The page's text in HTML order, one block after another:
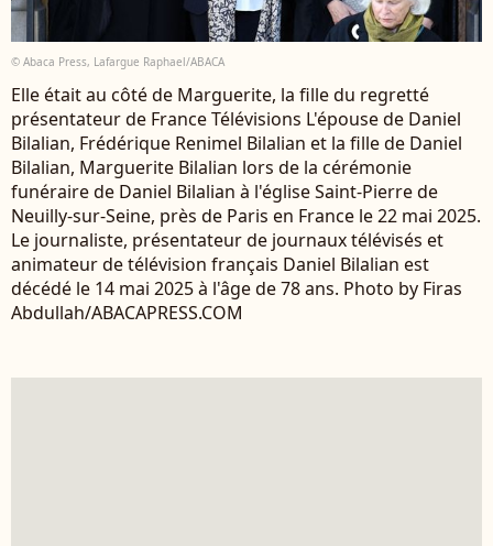
© Abaca Press, Lafargue Raphael/ABACA
Elle était au côté de Marguerite, la fille du regretté
présentateur de France Télévisions L'épouse de Daniel
Bilalian, Frédérique Renimel Bilalian et la fille de Daniel
Bilalian, Marguerite Bilalian lors de la cérémonie
funéraire de Daniel Bilalian à l'église Saint-Pierre de
Neuilly-sur-Seine, près de Paris en France le 22 mai 2025.
Le journaliste, présentateur de journaux télévisés et
animateur de télévision français Daniel Bilalian est
décédé le 14 mai 2025 à l'âge de 78 ans. Photo by Firas
Abdullah/ABACAPRESS.COM